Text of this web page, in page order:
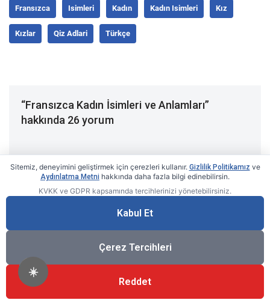
☀️
Fransızca Isimleri Kadın Kadın Isimleri Kız
Kızlar Qiz Adlari Türkçe
“Fransızca Kadın İsimleri ve Anlamları”
hakkında 26 yorum
Berangaria
YANITLA
anlamlı şeyler yapsa???
Sitemiz, deneyimini geliştirmek için çerezleri kullanır. Gizlilik Politikamız ve
Aydınlatma Metni hakkında daha fazla bilgi edinebilirsin.
KVKK ve GDPR kapsamında tercihlerinizi yönetebilirsiniz.
Kabul Et
Çerez Tercihleri
Reddet